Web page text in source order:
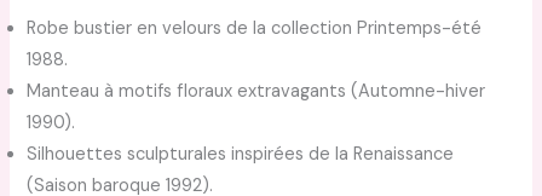
Robe bustier en velours de la collection Printemps-été
1988.
Manteau à motifs floraux extravagants (Automne-hiver
1990).
Silhouettes sculpturales inspirées de la Renaissance
(Saison baroque 1992).